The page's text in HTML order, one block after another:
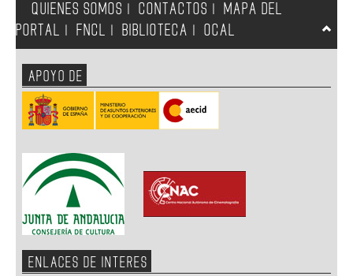
QUIENES SOMOS CONTACTOS
MAPA DEL
PORTAL
FNCL BIBLIOTECA OCAL
APOYO DE
ENLACES DE INTERES